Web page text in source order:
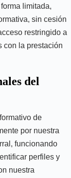
limitada,
sin cesión
restringido a
con la prestación
del
de
por nuestra
funcionando
perfiles y
nuestra